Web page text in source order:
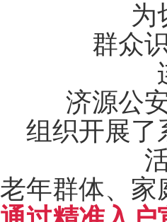
为
群众
济源公
组织开展了
老年群体、家